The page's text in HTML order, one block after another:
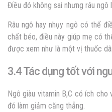
Điều đó không sai nhưng râu ngô
Râu ngô hay nhụy ngô có thể
chất béo, điều này giúp mẹ có
được xem như là một vị thuốc
3.4 Tác dụng tốt với
Ngô giàu vitamin B,C có ích
đó làm giảm căng thẳng.